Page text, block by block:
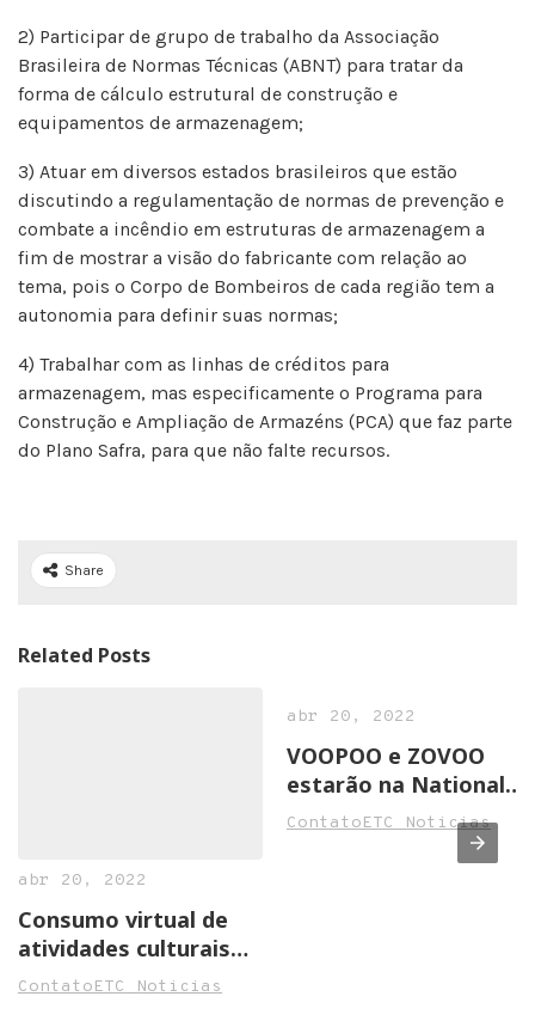
2) Participar de grupo de trabalho da Associação
Brasileira de Normas Técnicas (ABNT) para tratar da
forma de cálculo estrutural de construção e
equipamentos de armazenagem;
3) Atuar em diversos estados brasileiros que estão
discutindo a regulamentação de normas de prevenção e
combate a incêndio em estruturas de armazenagem a
fim de mostrar a visão do fabricante com relação ao
tema, pois o Corpo de Bombeiros de cada região tem a
autonomia para definir suas normas;
4) Trabalhar com as linhas de créditos para
armazenagem, mas especificamente o Programa para
Construção e Ampliação de Armazéns (PCA) que faz parte
do Plano Safra, para que não falte recursos.
Share
Related Posts
abr 20, 2022
Consumo virtual de
atividades culturais
cresce na pandemia
ContatoETC Noticias
abr 20, 2022
VOOPOO e ZOVOO
estarão na National
Convenience Show
2022 em Birmingham
ContatoETC Noticias